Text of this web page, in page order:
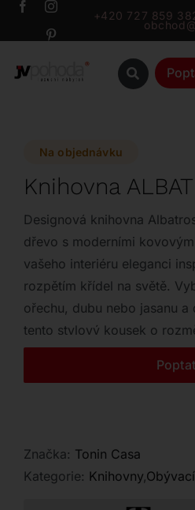
Přeskočit
+420 727 859
Kontakt
Na objednávku
Knihovna
Designová knihovna
dřevo s moderními
vašeho interiéru eleganci
rozpětím křídel na světě.
ořechu, dubu nebo jasanu
tento stylový kousek o
cm.
Poptat
Značka: Tonin Casa
Kategorie: Knihovny,